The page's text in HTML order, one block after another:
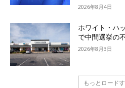
2026年8月4日
ホワイト・ハ
で中間選挙の
2026年8月3日
もっとロード